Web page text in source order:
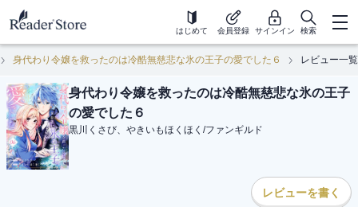
はじめて 会員登録 サインイン 検索
身代わり令嬢を救ったのは冷酷無慈悲な氷の王子の愛でした６ レビュー一覧
身代わり令嬢を救ったのは冷酷無慈悲な氷の王子
の愛でした６
黒川くさび、やきいもほくほく /ファンギルド
レビューを書く